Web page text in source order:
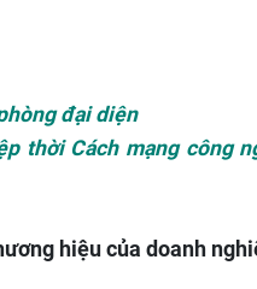
đại diện
thời Cách mạng
hiệu của doanh